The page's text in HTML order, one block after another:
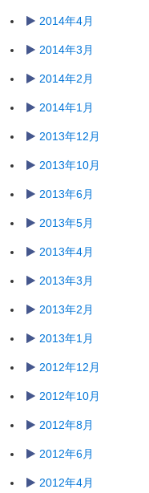
2014年4月
2014年3月
2014年2月
2014年1月
2013年12月
2013年10月
2013年6月
2013年5月
2013年4月
2013年3月
2013年2月
2013年1月
2012年12月
2012年10月
2012年8月
2012年6月
2012年4月